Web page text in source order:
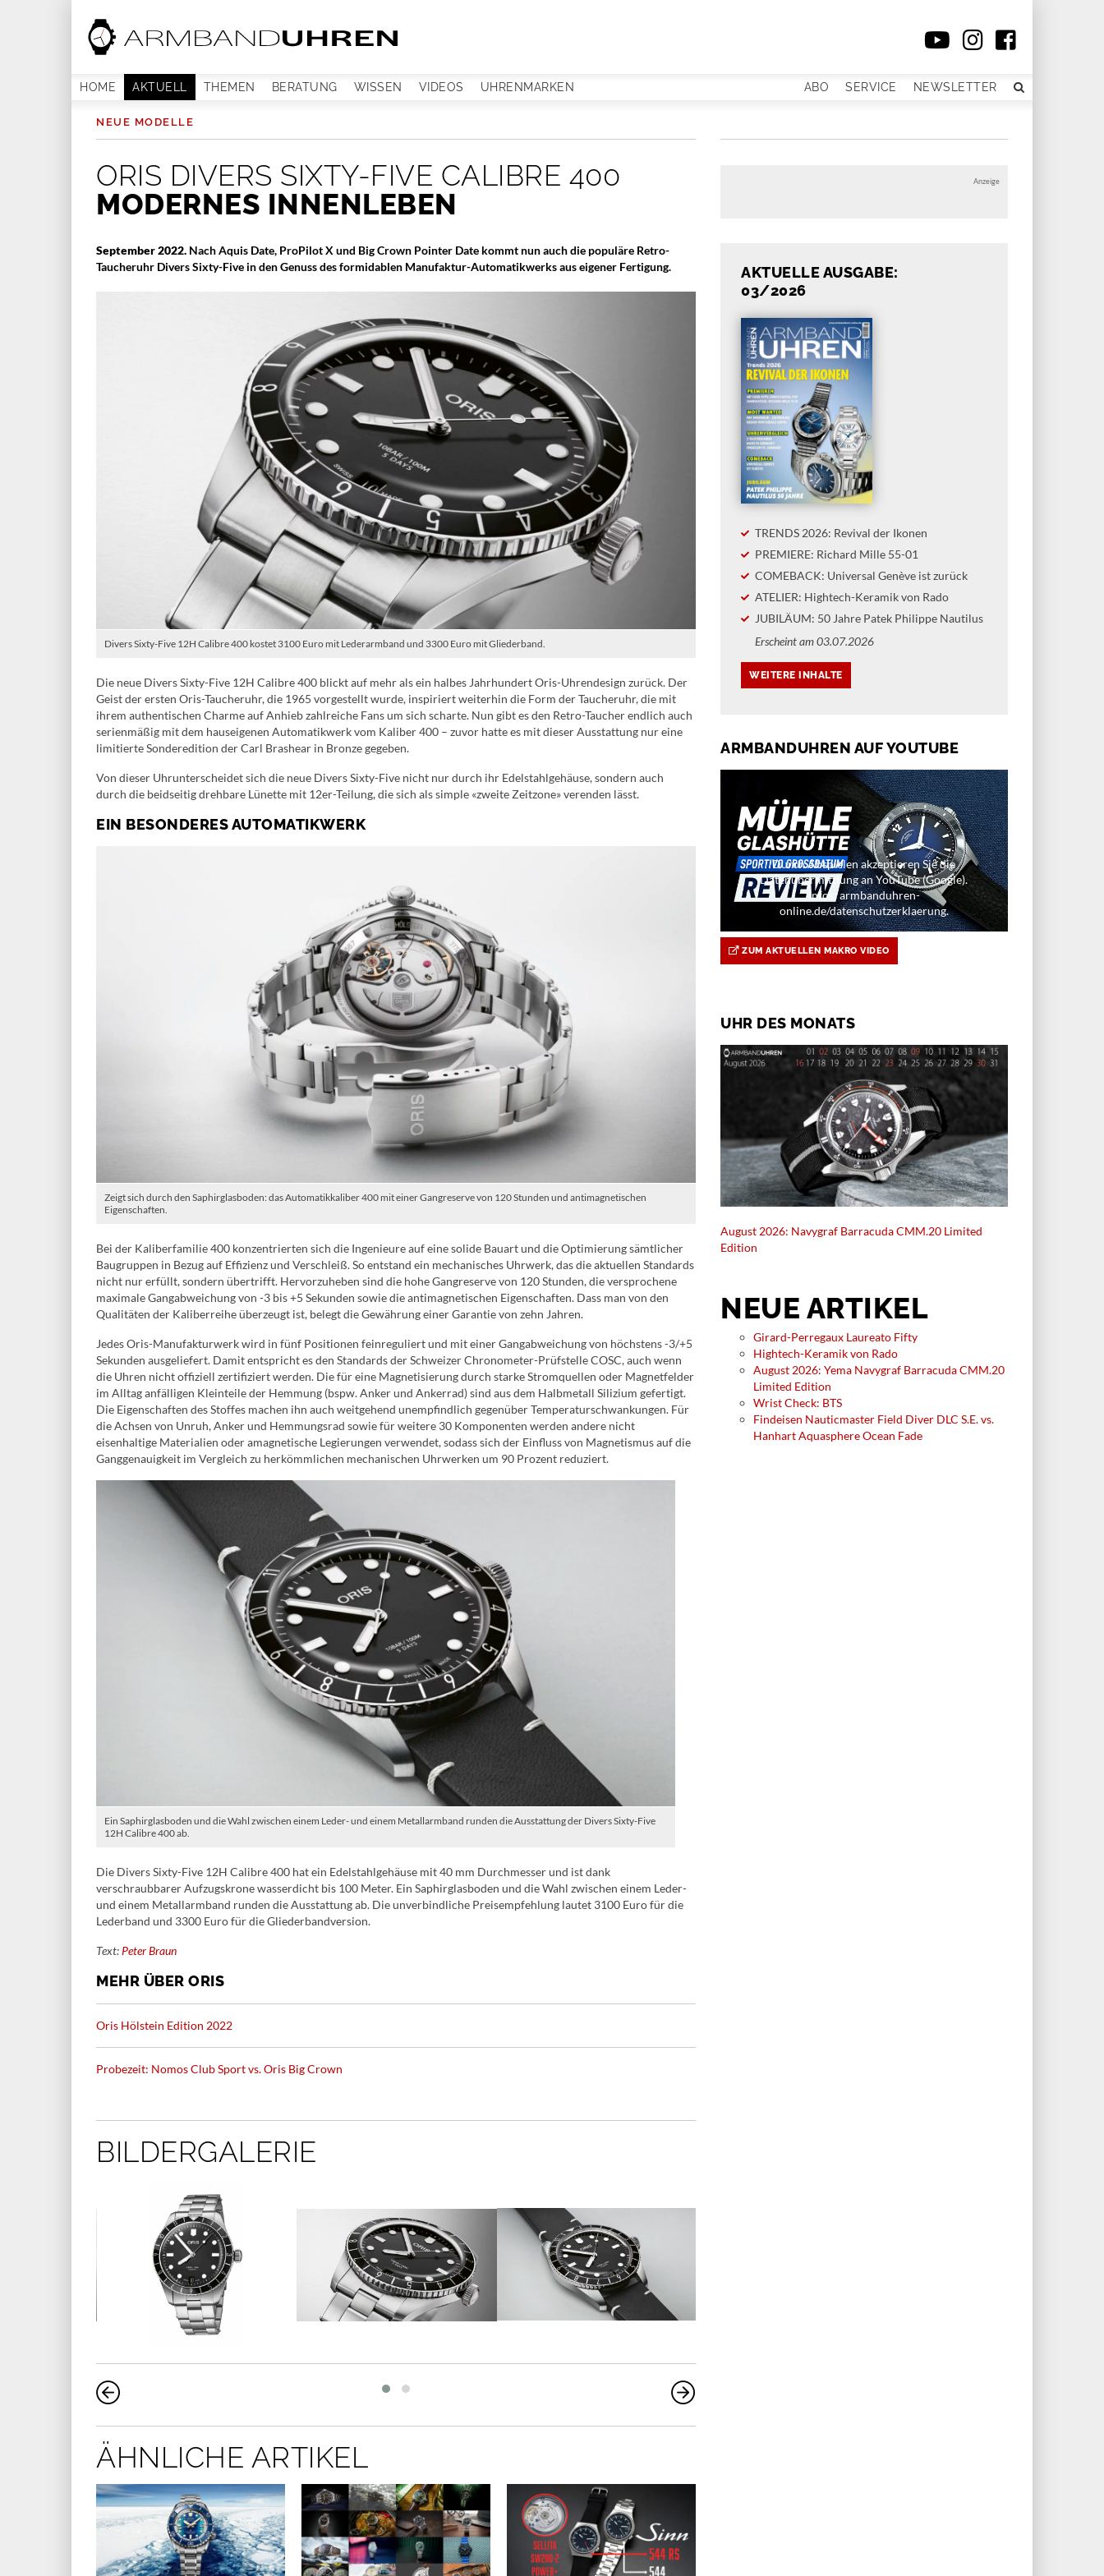
HOME AKTUELL THEMEN BERATUNG WISSEN VIDEOS UHRENMARKEN ABO SERVICE NEWSLETTER
NEUE MODELLE
ORIS DIVERS SIXTY-FIVE CALIBRE 400
MODERNES INNENLEBEN
September 2022. Nach Aquis Date, ProPilot X und Big Crown Pointer Date kommt nun auch die populäre Retro-
Taucheruhr Divers Sixty-Five in den Genuss des formidablen Manufaktur-Automatikwerks aus eigener Fertigung.
Divers Sixty-Five 12H Calibre 400 kostet 3100 Euro mit Lederarmband und 3300 Euro mit Gliederband.
Die neue Divers Sixty-Five 12H Calibre 400 blickt auf mehr als ein halbes Jahrhundert Oris-Uhrendesign zurück. Der
Geist der ersten Oris-Taucheruhr, die 1965 vorgestellt wurde, inspiriert weiterhin die Form der Taucheruhr, die mit
ihrem authentischen Charme auf Anhieb zahlreiche Fans um sich scharte. Nun gibt es den Retro-Taucher endlich auch
serienmäßig mit dem hauseigenen Automatikwerk vom Kaliber 400 – zuvor hatte es mit dieser Ausstattung nur eine
limitierte Sonderedition der Carl Brashear in Bronze gegeben.
Von dieser Uhrunterscheidet sich die neue Divers Sixty-Five nicht nur durch ihr Edelstahlgehäuse, sondern auch
durch die beidseitig drehbare Lünette mit 12er-Teilung, die sich als simple «zweite Zeitzone» verenden lässt.
EIN BESONDERES AUTOMATIKWERK
Zeigt sich durch den Saphirglasboden: das Automatikkaliber 400 mit einer Gangreserve von 120 Stunden und antimagnetischen
Eigenschaften.
Bei der Kaliberfamilie 400 konzentrierten sich die Ingenieure auf eine solide Bauart und die Optimierung sämtlicher
Baugruppen in Bezug auf Effizienz und Verschleiß. So entstand ein mechanisches Uhrwerk, das die aktuellen Standards
nicht nur erfüllt, sondern übertrifft. Hervorzuheben sind die hohe Gangreserve von 120 Stunden, die versprochene
maximale Gangabweichung von -3 bis +5 Sekunden sowie die antimagnetischen Eigenschaften. Dass man von den
Qualitäten der Kaliberreihe überzeugt ist, belegt die Gewährung einer Garantie von zehn Jahren.
Jedes Oris-Manufakturwerk wird in fünf Positionen feinreguliert und mit einer Gangabweichung von höchstens -3/+5
Sekunden ausgeliefert. Damit entspricht es den Standards der Schweizer Chronometer-Prüfstelle COSC, auch wenn
die Uhren nicht offiziell zertifiziert werden. Die für eine Magnetisierung durch starke Stromquellen oder Magnetfelder
im Alltag anfälligen Kleinteile der Hemmung (bspw. Anker und Ankerrad) sind aus dem Halbmetall Silizium gefertigt.
Die Eigenschaften des Stoffes machen ihn auch weitgehend unempfindlich gegenüber Temperaturschwankungen. Für
die Achsen von Unruh, Anker und Hemmungsrad sowie für weitere 30 Komponenten werden andere nicht
eisenhaltige Materialien oder amagnetische Legierungen verwendet, sodass sich der Einfluss von Magnetismus auf die
Ganggenauigkeit im Vergleich zu herkömmlichen mechanischen Uhrwerken um 90 Prozent reduziert.
Ein Saphirglasboden und die Wahl zwischen einem Leder- und einem Metallarmband runden die Ausstattung der Divers Sixty-Five
12H Calibre 400 ab.
Die Divers Sixty-Five 12H Calibre 400 hat ein Edelstahlgehäuse mit 40 mm Durchmesser und ist dank
verschraubbarer Aufzugskrone wasserdicht bis 100 Meter. Ein Saphirglasboden und die Wahl zwischen einem Leder-
und einem Metallarmband runden die Ausstattung ab. Die unverbindliche Preisempfehlung lautet 3100 Euro für die
Lederband und 3300 Euro für die Gliederbandversion.
Text: Peter Braun
MEHR ÜBER ORIS
Oris Hölstein Edition 2022
Probezeit: Nomos Club Sport vs. Oris Big Crown
BILDERGALERIE
ÄHNLICHE ARTIKEL
Anzeige
AKTUELLE AUSGABE:
03/2026
TRENDS 2026: Revival der Ikonen
PREMIERE: Richard Mille 55-01
COMEBACK: Universal Genève ist zurück
ATELIER: Hightech-Keramik von Rado
JUBILÄUM: 50 Jahre Patek Philippe Nautilus
Erscheint am 03.07.2026
ARMBANDUHREN AUF YOUTUBE
Durch Abspielen akzeptieren Sie die
Datenübermittlung an YouTube (Google).
Infos: armbanduhren-
online.de/datenschutzerklaerung.
ZUM AKTUELLEN MAKRO VIDEO
UHR DES MONATS
August 2026: Navygraf Barracuda CMM.20 Limited
Edition
NEUE ARTIKEL
Girard-Perregaux Laureato Fifty
Hightech-Keramik von Rado
August 2026: Yema Navygraf Barracuda CMM.20
Limited Edition
Wrist Check: BTS
Findeisen Nauticmaster Field Diver DLC S.E. vs.
Hanhart Aquasphere Ocean Fade